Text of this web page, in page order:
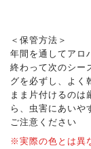
＜保管方法＞
年間を通してアロ
終わって次のシー
グを必ずし、よく
まま片付けるのは
ら、虫害にあいや
ご注意ください
※実際の色とは異